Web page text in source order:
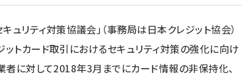
ュリティ対策協議会」（事務局は日本クレジット協会）
ットカード取引におけるセキュリティ対策の強化に向け
者に対して2018年3月までにカード情報の非保持化、